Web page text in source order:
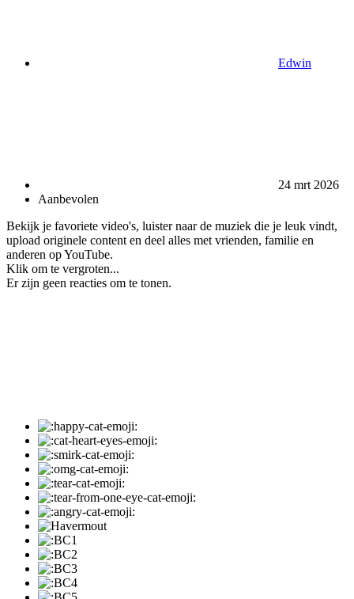
Edwin
24 mrt 2026
Aanbevolen
Bekijk je favoriete video's, luister naar de muziek die je leuk vindt,
upload originele content en deel alles met vrienden, familie en
anderen op YouTube.
Klik om te vergroten...
Er zijn geen reacties om te tonen.